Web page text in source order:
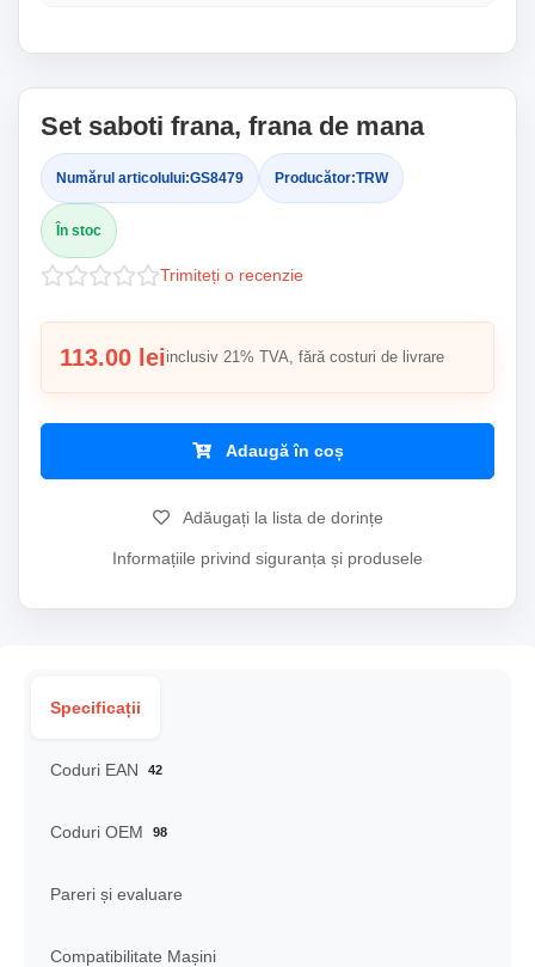
Set saboti frana, frana de mana
Numărul articolului:GS8479 Producător:TRW
În stoc
Trimiteți o recenzie
113.00 leiinclusiv 21% TVA, fără costuri de livrare
Adaugă în coș
Adăugați la lista de dorințe
Informațiile privind siguranța și produsele
Specificații
Coduri EAN 42
Coduri OEM 98
Pareri și evaluare
Compatibilitate Mașini